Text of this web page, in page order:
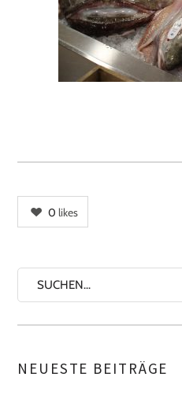
0 likes
NEUESTE BEITRÄGE